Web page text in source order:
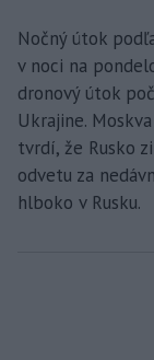
Nočný útok
v noci na
dronový útok
Ukrajine.
tvrdí, že Rusko
odvetu za
hlboko v Rusku.